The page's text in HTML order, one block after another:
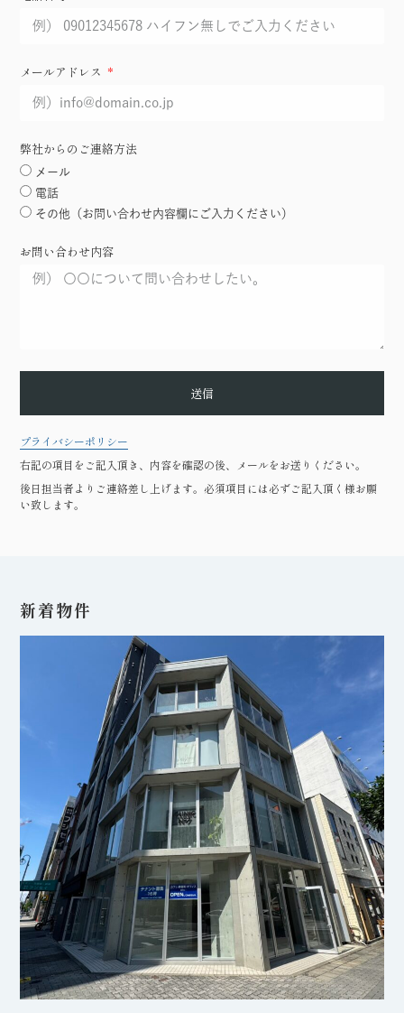
メールアドレス
弊社からのご連絡方法
メール
電話
その他（お問い合わせ内容欄にご入力ください）
お問い合わせ内容
送信
プライバシーポリシー
右記の項目をご記入頂き、内容を確認の後、メールをお送りください。
後日担当者よりご連絡差し上げます。必須項目には必ずご記入頂く様お願
い致します。
新着物件